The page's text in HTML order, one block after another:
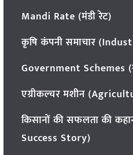
Mandi Rate (मंडी रेट)
कृषि कंपनी समाचार
Government Schemes
एग्रीकल्चर मशीन
किसानों की सफलता की
Success Story)